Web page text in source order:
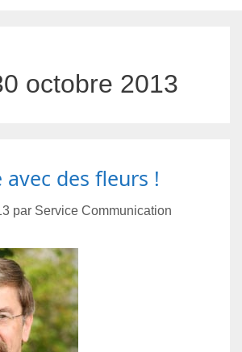
octobre 2013
avec des fleurs !
par Service Communication